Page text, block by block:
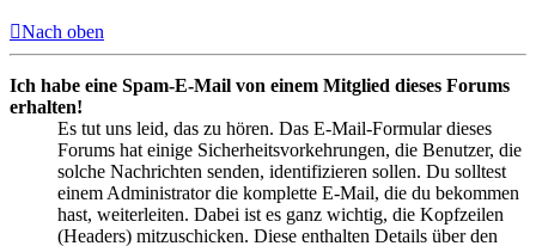
Nach oben
Ich habe eine Spam-E-Mail von einem Mitglied dieses Forums
erhalten!
Es tut uns leid, das zu hören. Das E-Mail-Formular dieses
Forums hat einige Sicherheitsvorkehrungen, die Benutzer, die
solche Nachrichten senden, identifizieren sollen. Du solltest
einem Administrator die komplette E-Mail, die du bekommen
hast, weiterleiten. Dabei ist es ganz wichtig, die Kopfzeilen
(Headers) mitzuschicken. Diese enthalten Details über den